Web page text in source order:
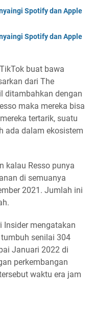
Spotify dan Apple
Spotify dan Apple
buat bawa
dari The
ditambahkan dengan
maka mereka bisa
tertarik, suatu
ada dalam ekosistem
kalau Resso punya
di semuanya
2021. Jumlah ini
Insider mengatakan
senilai 304
Januari 2022 di
perkembangan
waktu era jam